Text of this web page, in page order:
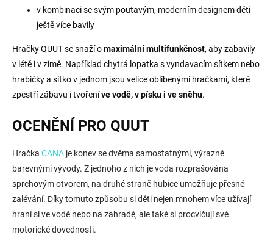
v kombinaci se svým poutavým, moderním designem děti
ještě více bavily
Hračky QUUT se snaží omaximální multifunkčnost, aby zabavily
v létě i v zimě. Například chytrá lopatka s vyndavacím sítkem nebo
hrabičky a sítko v jednom jsou velice oblíbenými hračkami, které
zpestří zábavu i tvořeníve vodě, v písku i ve sněhu.
OCENĚNÍ PRO QUUT
Hračka CANA je konev se dvěma samostatnými, výrazně
barevnými vývody. Z jednoho z nich je voda rozprašována
sprchovým otvorem, na druhé straně hubice umožňuje přesné
zalévání. Díky tomuto způsobu si děti nejen mnohem více užívají
hraní si ve vodě nebo na zahradě, ale také si procvičují své
motorické dovednosti.